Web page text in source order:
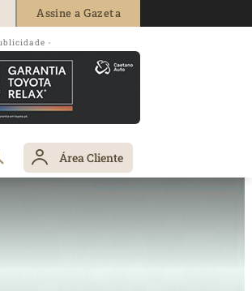
Assine a Gazeta
-
Área Cliente